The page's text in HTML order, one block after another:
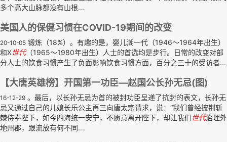
多个高大山脉都没有山根...
美国人的保健习惯在COVID-19期间的改变
20-10-05 锻炼（18%）。有趣的是，婴儿潮一代（1946～1964年出生）
和X世代（1965～1980年出生）人士的首选均是步行。日常的改变对部
分人士的饮食习惯产生了负面影响饮食习惯方面，百分之三十的受访者...
【大唐英雄榜】开国第一功臣—赵国公长孙无忌(图)
16-12-29 。最后，以长孙无忌为首的被封功臣呈递了抗封的表文，长孙无
忌又通过自己的儿媳长乐公主再三向唐太宗请求，说：“我们曾经披荆斩
棘侍奉陛下，如今四海统一安宁，不愿意离开陛下，却让我们世代治理外
地州郡，跟流放有何不同...